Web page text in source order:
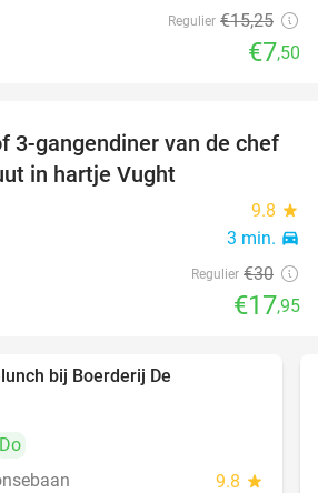
Regulier €15,25
€7,50
40%
3-gangendiner van de chef
in hartje Vught
9.8 star
3 min. directions_car
Regulier €30
€17,95
bij Boerderij De
Do
9.8 star